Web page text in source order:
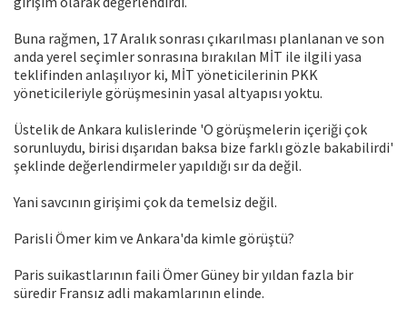
Buna rağmen, 17 Aralık sonrası çıkarılması planlanan ve son
anda yerel seçimler sonrasına bırakılan MİT ile ilgili yasa
teklifinden anlaşılıyor ki, MİT yöneticilerinin PKK
yöneticileriyle görüşmesinin yasal altyapısı yoktu.
Üstelik de Ankara kulislerinde 'O görüşmelerin içeriği çok
sorunluydu, birisi dışarıdan baksa bize farklı gözle bakabilirdi'
şeklinde değerlendirmeler yapıldığı sır da değil.
Yani savcının girişimi çok da temelsiz değil.
Parisli Ömer kim ve Ankara'da kimle görüştü?
Paris suikastlarının faili Ömer Güney bir yıldan fazla bir
süredir Fransız adli makamlarının elinde.